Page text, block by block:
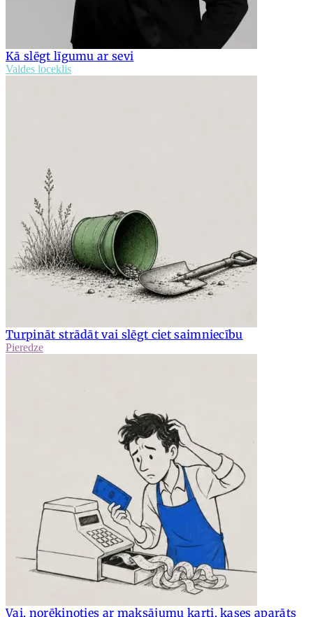
Kā slēgt līgumu ar sevi
Valdes loceklis
Turpināt strādāt vai slēgt ciet saimniecību
Pieredze
Vai, norēķinoties ar maksājumu karti, kases aparāts